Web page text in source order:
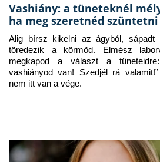
Vashiány: a tüneteknél
ha meg szeretnéd szüntetni
Alig bírsz kikelni az ágyból, sápadt
töredezik a körmöd. Elmész
megkapod a választ a
vashiányod van! Szedjél rá
nem itt van a vége.